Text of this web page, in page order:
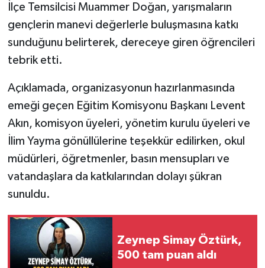
İlçe Temsilcisi Muammer Doğan, yarışmaların
gençlerin manevi değerlerle buluşmasına katkı
sunduğunu belirterek, dereceye giren öğrencileri
tebrik etti.
Açıklamada, organizasyonun hazırlanmasında
emeği geçen Eğitim Komisyonu Başkanı Levent
Akın, komisyon üyeleri, yönetim kurulu üyeleri ve
İlim Yayma gönüllülerine teşekkür edilirken, okul
müdürleri, öğretmenler, basın mensupları ve
vatandaşlara da katkılarından dolayı şükran
sunuldu.
Zeynep Simay Öztürk,
500 tam puan aldı